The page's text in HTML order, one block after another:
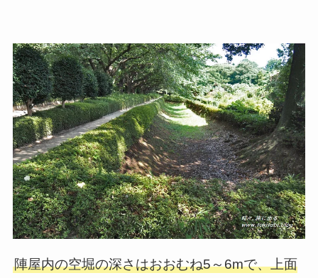
陣屋内の空堀の深さはおおむね5～6mで、上面